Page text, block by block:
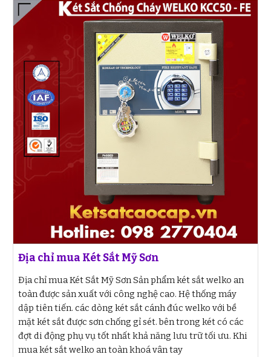
Địa chỉ mua Két Sắt Mỹ Sơn
Địa chỉ mua Két Sắt Mỹ Sơn Sản phẩm két sắt welko an
toàn được sản xuất với công nghệ cao. Hệ thống máy
dập tiên tiến. các dòng két sắt cánh đúc welko với bề
mặt két sắt được sơn chống gỉ sét. bên trong két có các
đợt di động phụ vụ tốt nhất khả năng lưu trữ tối ưu. Khi
mua két sắt welko an toàn khoá vân tay